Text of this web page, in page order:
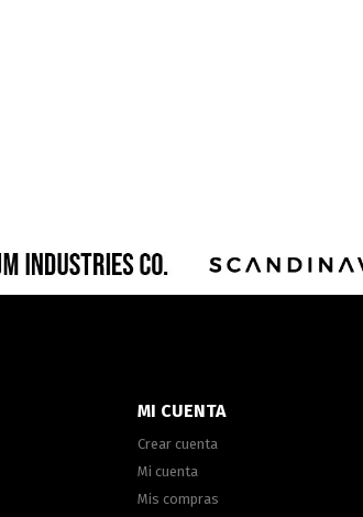
MI CUENTA
Crear cuenta
Mi cuenta
Mis compras